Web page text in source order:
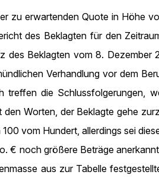
zu erwartenden Quote in Höhe
des Beklagten für den
Beklagten vom 8. Dezember
Verhandlung vor dem
die Schlussfolgerungen,
Worten, der Beklagte gehe
vom Hundert, allerdings sei
€ noch größere Beträge
aus zur Tabelle